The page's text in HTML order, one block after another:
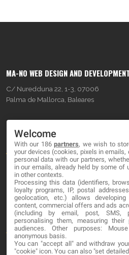
MA-NO WEB DESIGN AND
C/ Nuredduna 22, 1-3, 07006
Palma de Mallorca, Baleares
About
Blog
Contact
LEGAL
Terminos y Condiciones
Política de Privacidad
Welcome
With our 186partners, we wish to
your devices (cookies, pixels in
personal data with our partners,
in our emails, already held by some of
in other contexts.
Processing this data (identifiers,
loyalty programs, IP, postal
geolocation, etc.) allows
content, commercial offers and ads
(including by email, post, SMS,
personalising them, measuring their
audiences. Other purposes:
anonymous basis.
You can "accept all" and withdraw
"cookie" icon. You can also "set